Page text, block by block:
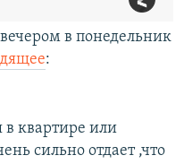
в понедельник
:
в квартире или
сильно отдает ,что